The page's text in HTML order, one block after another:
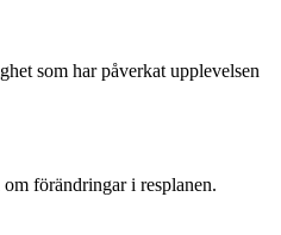
som har påverkat upplevelsen
förändringar i resplanen.